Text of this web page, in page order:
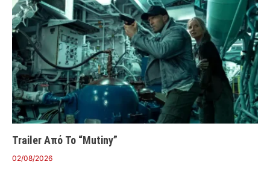
Trailer Από Το “Mutiny”
02/08/2026